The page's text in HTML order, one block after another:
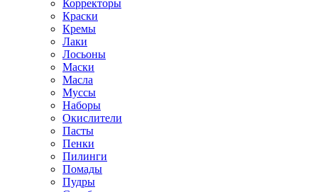
Корректоры
Краски
Кремы
Лаки
Лосьоны
Маски
Масла
Муссы
Наборы
Окислители
Пасты
Пенки
Пилинги
Помады
Пудры